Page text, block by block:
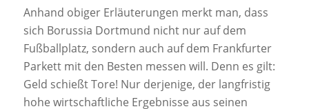
Anhand obiger Erläuterungen merkt man, dass
sich Borussia Dortmund nicht nur auf dem
Fußballplatz, sondern auch auf dem Frankfurter
Parkett mit den Besten messen will. Denn es gilt:
Geld schießt Tore! Nur derjenige, der langfristig
hohe wirtschaftliche Ergebnisse aus seinen